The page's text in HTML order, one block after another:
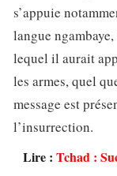
s’appuie
langue
lequel il aurait
les armes, quel
message est
l’insurrection.
Lire : Tchad :